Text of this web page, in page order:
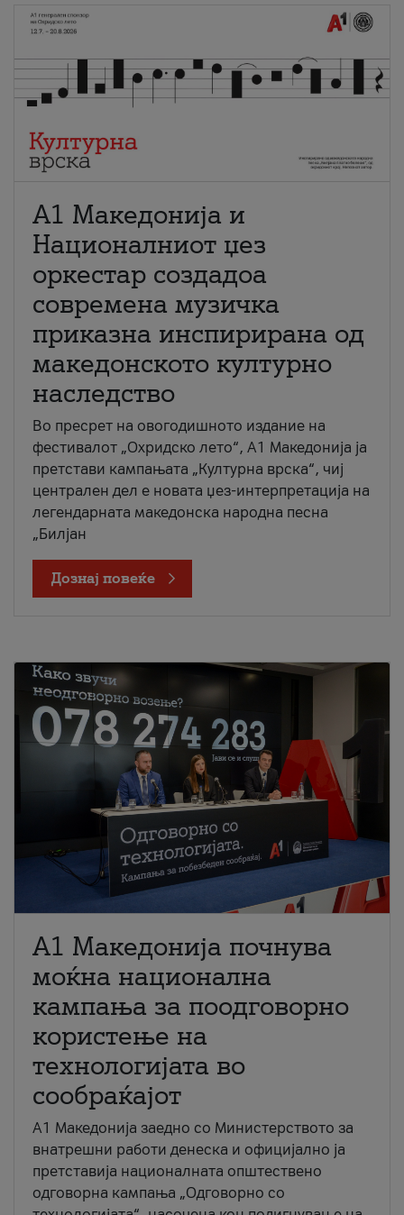
А1 Македонија и
Националниот џез
оркестар создадоа
современа музичка
приказна инспирирана од
македонското културно
наследство
Во пресрет на овогодишното издание на
фестивалот „Охридско лето“, А1 Македонија ја
претстави кампањата „Културна врска“, чиј
централен дел е новата џез-интерпретација на
легендарната македонска народна песна
„Билјан
Дознај повеќе
A1 Македонија почнува
моќна национална
кампања за поодговорно
користење на
технологијата во
сообраќајот
A1 Македонија заедно со Министерството за
внатрешни работи денеска и официјално ја
претставија националната општествено
одговорна кампања „Одговорно со